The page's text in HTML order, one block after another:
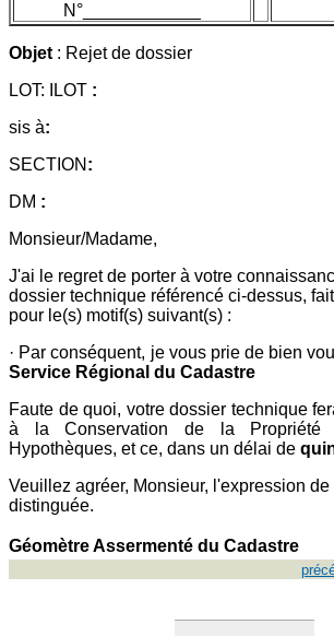
N°____________
Objet : Rejet de dossier
LOT:
ILOT :
sis à:
SECTION :
DM :
Monsieur/Madame,
J'ai le regret de porter à votre
dossier technique référencé ci-dessus,
pour le(s) motif(s) suivant(s) :
· Par conséquent, je vous prie de bien
Service Régional du Cadastre
Faute de quoi, votre dossier technique
à la Conservation de la Propriété
Hypothèques, et ce, dans un délai de
Veuillez agréer, Monsieur, l'expression
distinguée.
Géomètre Assermenté du Cadastre